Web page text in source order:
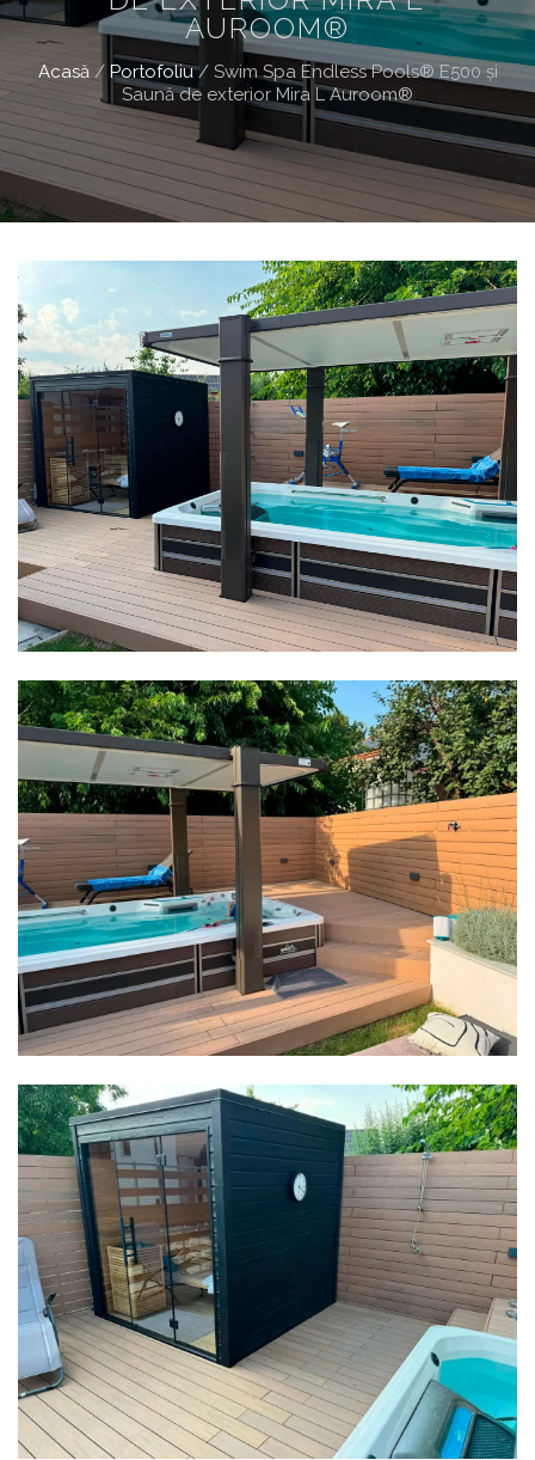
AUROOM®
Acasă/ Portofoliu/ Swim Spa Endless Pools® E500 și
Saună de exterior Mira L Auroom®